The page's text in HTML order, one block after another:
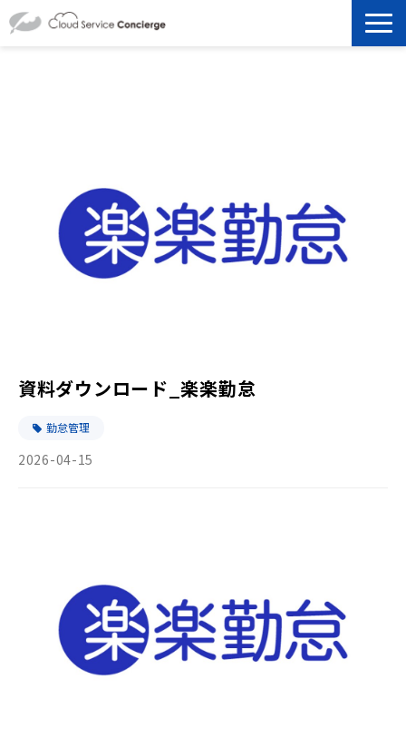
お役立ち記事
資料ダウンロード_楽楽勤怠
勤怠管理
2026-04-15